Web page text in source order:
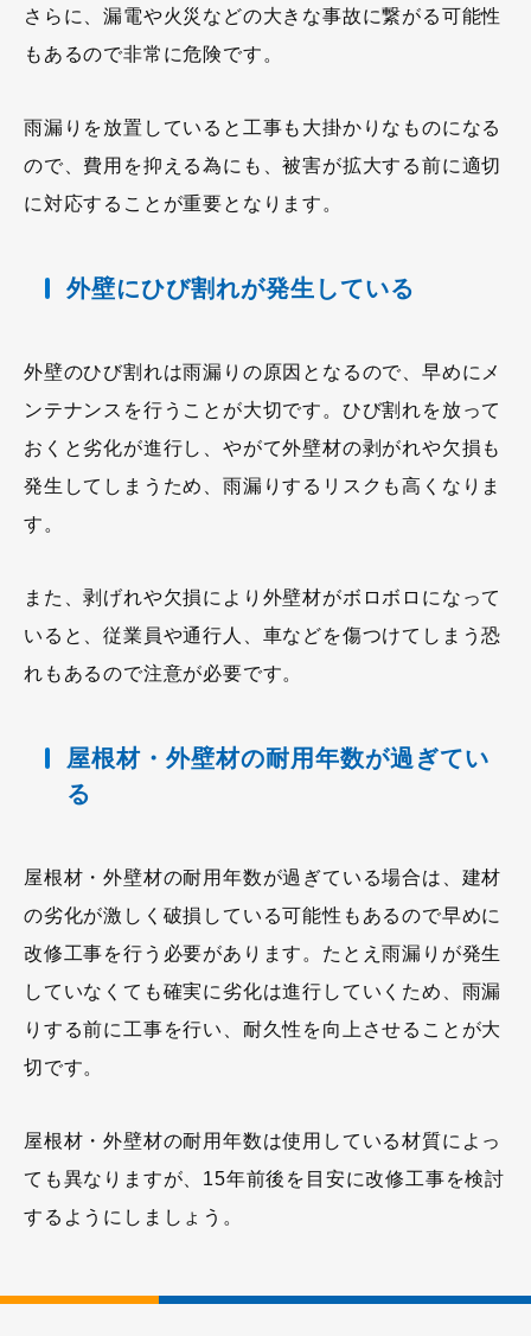
さらに、漏電や火災などの大きな事故に繋がる可能性
もあるので非常に危険です。
雨漏りを放置していると工事も大掛かりなものになる
ので、費用を抑える為にも、被害が拡大する前に適切
に対応することが重要となります。
外壁にひび割れが発生している
外壁のひび割れは雨漏りの原因となるので、早めにメ
ンテナンスを行うことが大切です。ひび割れを放って
おくと劣化が進行し、やがて外壁材の剥がれや欠損も
発生してしまうため、雨漏りするリスクも高くなりま
す。
また、剥げれや欠損により外壁材がボロボロになって
いると、従業員や通行人、車などを傷つけてしまう恐
れもあるので注意が必要です。
屋根材・外壁材の耐用年数が過ぎてい
る
屋根材・外壁材の耐用年数が過ぎている場合は、建材
の劣化が激しく破損している可能性もあるので早めに
改修工事を行う必要があります。たとえ雨漏りが発生
していなくても確実に劣化は進行していくため、雨漏
りする前に工事を行い、耐久性を向上させることが大
切です。
屋根材・外壁材の耐用年数は使用している材質によっ
ても異なりますが、15年前後を目安に改修工事を検討
するようにしましょう。